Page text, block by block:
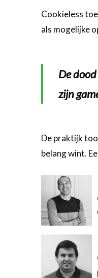
Cookieless
als mogelijke
De
zijn
De praktijk
belang wint.